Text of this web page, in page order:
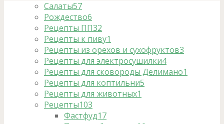
Салаты57
Рождество6
Рецепты ПП32
Рецепты к пиву1
Рецепты из орехов и сухофруктов3
Рецепты для электросушилки4
Рецепты для сковороды Делимано1
Рецепты для коптильни5
Рецепты для животных1
Рецепты103
Фастфуд17